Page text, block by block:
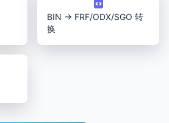
BIN → FRF/ODX/SGO 转
换